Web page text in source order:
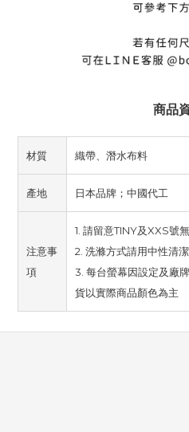
商品
材質 織帶、潛水布料
產地 日本品牌；中國代工
注意事
項
1. 請留意TINY及XXS號
2. 洗滌方式請用中性清
3. 每台螢幕因設定及廠
貨以實際商品顏色為主